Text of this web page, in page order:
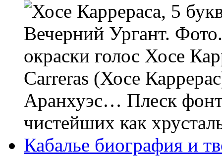
Вечерний Ургант.
окраски голос Хосе
Carreras (Хосе
Аранхуэс… Плеск
чистейших как
Кабалье биография и